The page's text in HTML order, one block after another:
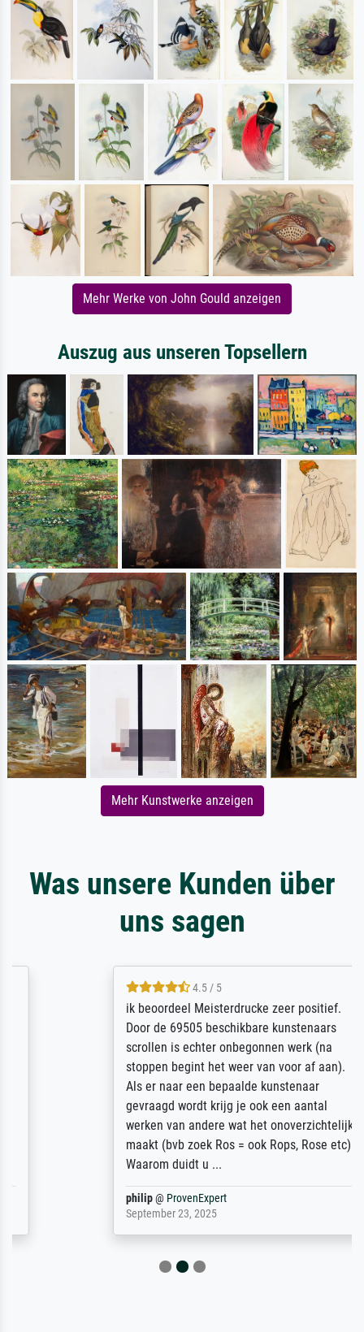
Mehr Werke von John Gould anzeigen
Auszug aus unseren Topsellern
Mehr Kunstwerke anzeigen
Was unsere Kunden über
uns sagen
4.5 / 5
ik beoordeel Meisterdrucke zeer positief.
Door de 69505 beschikbare kunstenaars
scrollen is echter onbegonnen werk (na
stoppen begint het weer van voor af aan).
Als er naar een bepaalde kunstenaar
gevraagd wordt krijg je ook een aantal
werken van andere wat het onoverzichtelijk
maakt (bvb zoek Ros = ook Rops, Rose etc).
Waarom duidt u ...
ProvenExpert
September 23, 2025